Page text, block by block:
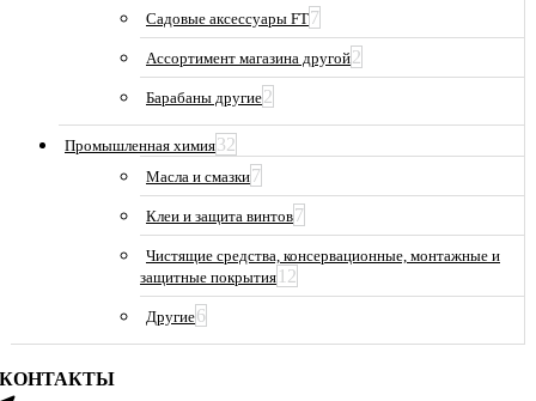
Садовые аксессуары FT7
Ассортимент магазина другой2
Барабаны другие2
Промышленная химия32
Масла и смазки7
Клеи и защита винтов7
Чистящие средства, консервационные, монтажные и
защитные покрытия 12
Другие6
КОНТАКТЫ